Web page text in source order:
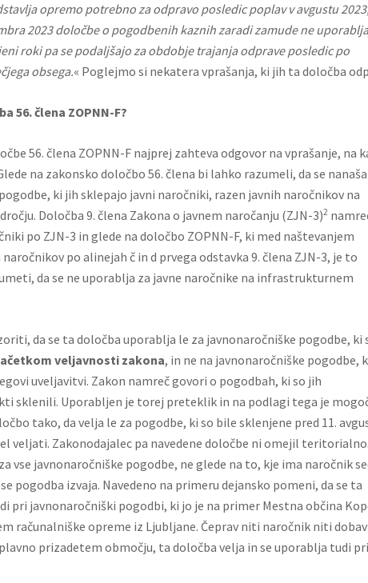
opremo potrebno za odpravo posledic poplav v avgustu
2023 določbe o pogodbenih kaznih zaradi zamude ne
roki pa se podaljšajo za obdobje trajanja odprave posledic po
obsega.« Poglejmo si nekatera vprašanja, ki jih ta določba
56. člena ZOPNN-F?
56. člena ZOPNN-F najprej zahteva odgovor na vprašanje, na
na zakonsko določbo 56. člena bi lahko razumeli, da se
ki jih sklepajo javni naročniki, razen javnih naročnikov na
Določba 9. člena Zakona o javnem naročanju (ZJN-3)2
po ZJN-3 in glede na določbo ZOPNN-F, ki med naštevanjem
po alinejah č in d prvega odstavka 9. člena ZJN-3, je to
da se ne uporablja za javne naročnike na infrastrukturnem
da se ta določba uporablja le za javnonaročniške pogodbe, ki
veljavnosti zakona, in ne na javnonaročniške pogodbe,
uveljavitvi. Zakon namreč govori o pogodbah, ki so jih
sklenili. Uporabljen je torej preteklik in na podlagi tega je
tako, da velja le za pogodbe, ki so bile sklenjene pred 11.
veljati. Zakonodajalec pa navedene določbe ni omejil teritorialno.
vse javnonaročniške pogodbe, ne glede na to, kje ima naročnik
pogodba izvaja. Navedeno na primeru dejansko pomeni, da se ta
pri javnonaročniški pogodbi, ki jo je na primer Mestna občina
računalniške opreme iz Ljubljane. Čeprav niti naročnik niti
prizadetem območju, ta določba velja in se uporablja tudi